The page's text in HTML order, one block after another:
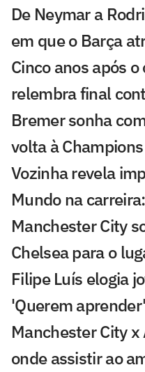
De Neymar a
em que o Barça
Cinco anos após
relembra final
Bremer sonha
volta à
Vozinha revela
Mundo na
Manchester City
Chelsea para o
Filipe Luís elogia
'Querem aprender'
Manchester City
onde assistir ao